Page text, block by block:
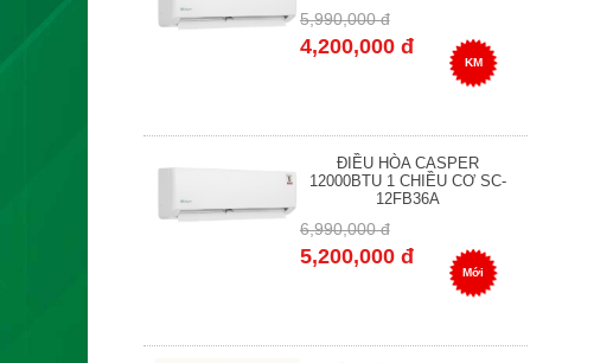
5,990,000 đ
4,200,000 đ
KM
ĐIỀU HÒA CASPER
12000BTU 1 CHIỀU CƠ SC-
12FB36A
6,990,000 đ
5,200,000 đ
Mới